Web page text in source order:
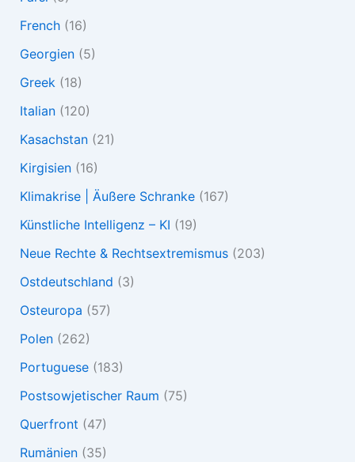
French(16)
Georgien(5)
Greek(18)
Italian(120)
Kasachstan(21)
Kirgisien(16)
Klimakrise | Äußere Schranke(167)
Künstliche Intelligenz – KI (19)
Neue Rechte & Rechtsextremismus(203)
Ostdeutschland (3)
Osteuropa (57)
Polen(262)
Portuguese(183)
Postsowjetischer Raum (75)
Querfront (47)
Rumänien(35)